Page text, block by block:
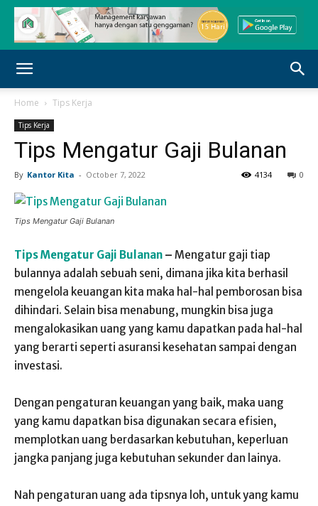
Home Tips Kerja
Tips Kerja
Tips Mengatur Gaji Bulanan
By Kantor Kita - October 7, 2022 0
4134
Tips Mengatur Gaji Bulanan
Tips Mengatur Gaji Bulanan – Mengatur gaji tiap
bulannya adalah sebuah seni, dimana jika kita berhasil
mengelola keuangan kita maka hal-hal pemborosan bisa
dihindari. Selain bisa menabung, mungkin bisa juga
mengalokasikan uang yang kamu dapatkan pada hal-hal
yang berarti seperti asuransi kesehatan sampai dengan
investasi.
Dengan pengaturan keuangan yang baik, maka uang
yang kamu dapatkan bisa digunakan secara efisien,
memplotkan uang berdasarkan kebutuhan, keperluan
jangka panjang juga kebutuhan sekunder dan lainya.
Nah pengaturan uang ada tipsnya loh, untuk yang kamu